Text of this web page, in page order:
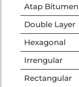
Atap Bitumen
Double Layer
Hexagonal
Irrengular
Rectangular